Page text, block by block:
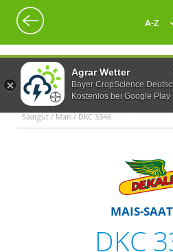
Agrar Wetter
Bayer CropScience
Kostenlos bei Google Play
A-Z
Saatgut / Mais / DKC 3346
MAIS-
DKC